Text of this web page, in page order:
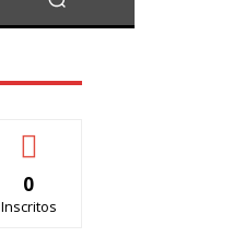
0
Inscritos